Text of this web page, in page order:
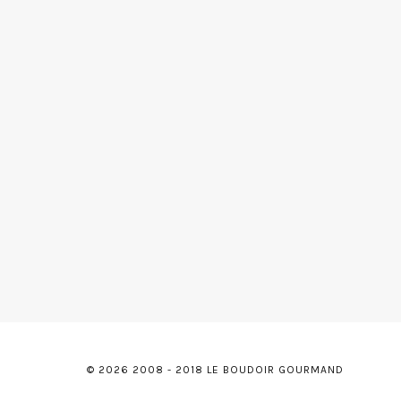
© 2026 2008 - 2018 LE BOUDOIR GOURMAND